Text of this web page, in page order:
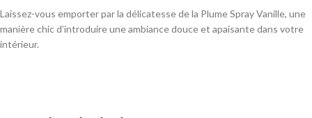
Laissez-vous emporter par la délicatesse de la Plume Spray Vanille, une
manière chic d’introduire une ambiance douce et apaisante dans votre
intérieur.